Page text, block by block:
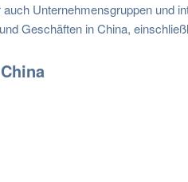
Unternehmensgruppen und
Geschäften in China,